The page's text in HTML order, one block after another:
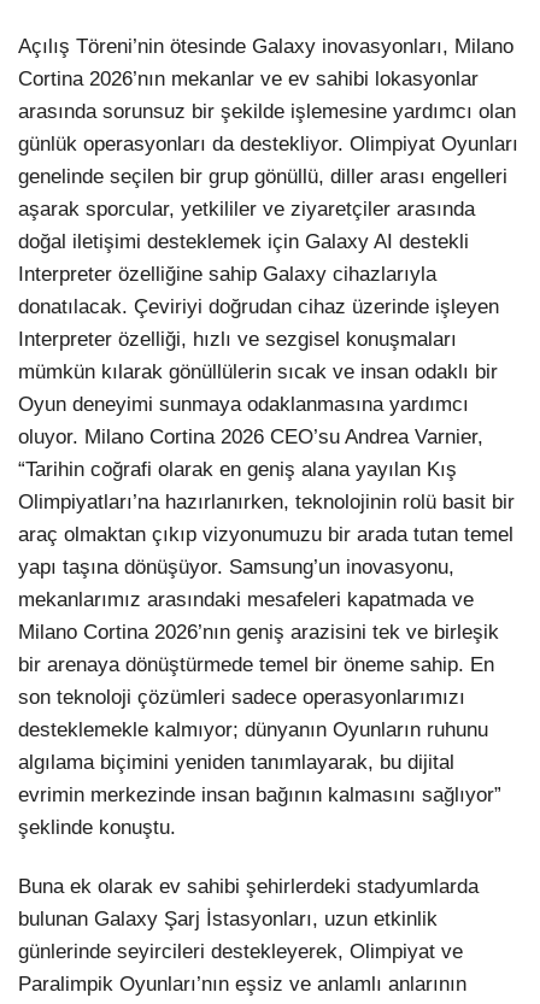
Açılış Töreni’nin ötesinde Galaxy inovasyonları, Milano
Cortina 2026’nın mekanlar ve ev sahibi lokasyonlar
arasında sorunsuz bir şekilde işlemesine yardımcı olan
günlük operasyonları da destekliyor. Olimpiyat Oyunları
genelinde seçilen bir grup gönüllü, diller arası engelleri
aşarak sporcular, yetkililer ve ziyaretçiler arasında
doğal iletişimi desteklemek için Galaxy AI destekli
Interpreter özelliğine sahip Galaxy cihazlarıyla
donatılacak. Çeviriyi doğrudan cihaz üzerinde işleyen
Interpreter özelliği, hızlı ve sezgisel konuşmaları
mümkün kılarak gönüllülerin sıcak ve insan odaklı bir
Oyun deneyimi sunmaya odaklanmasına yardımcı
oluyor. Milano Cortina 2026 CEO’su Andrea Varnier,
“Tarihin coğrafi olarak en geniş alana yayılan Kış
Olimpiyatları’na hazırlanırken, teknolojinin rolü basit bir
araç olmaktan çıkıp vizyonumuzu bir arada tutan temel
yapı taşına dönüşüyor. Samsung’un inovasyonu,
mekanlarımız arasındaki mesafeleri kapatmada ve
Milano Cortina 2026’nın geniş arazisini tek ve birleşik
bir arenaya dönüştürmede temel bir öneme sahip. En
son teknoloji çözümleri sadece operasyonlarımızı
desteklemekle kalmıyor; dünyanın Oyunların ruhunu
algılama biçimini yeniden tanımlayarak, bu dijital
evrimin merkezinde insan bağının kalmasını sağlıyor”
şeklinde konuştu.
Buna ek olarak ev sahibi şehirlerdeki stadyumlarda
bulunan Galaxy Şarj İstasyonları, uzun etkinlik
günlerinde seyircileri destekleyerek, Olimpiyat ve
Paralimpik Oyunları’nın eşsiz ve anlamlı anlarının